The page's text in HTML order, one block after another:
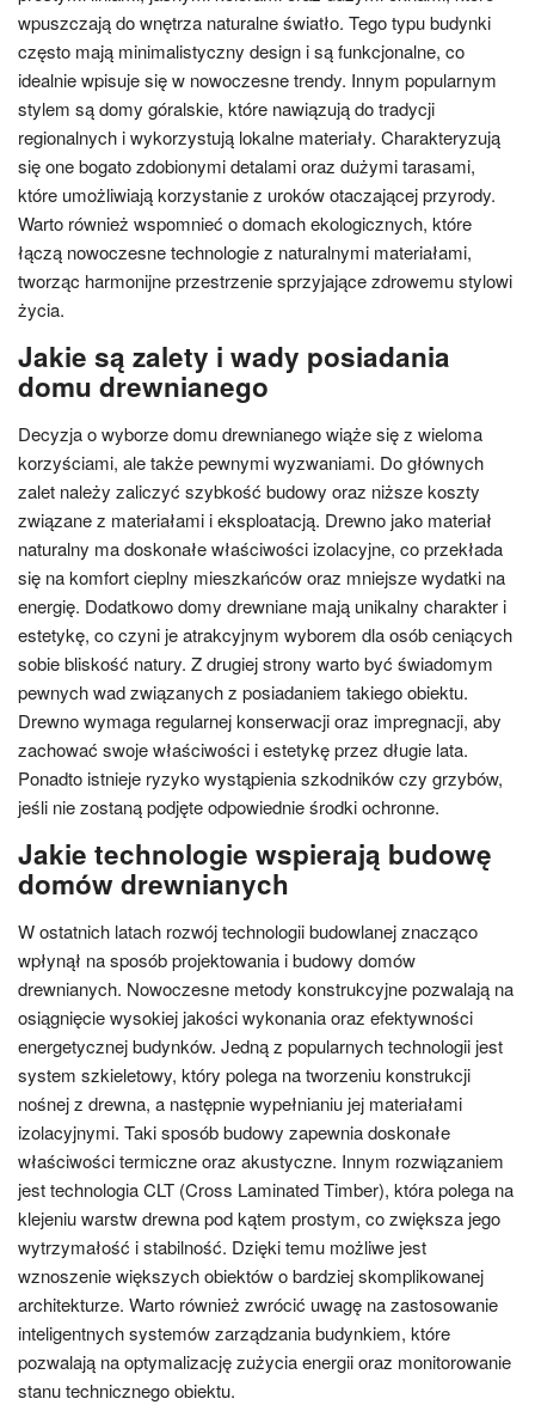
wpuszczają do wnętrza naturalne światło. Tego typu budynki
często mają minimalistyczny design i są funkcjonalne, co
idealnie wpisuje się w nowoczesne trendy. Innym popularnym
stylem są domy góralskie, które nawiązują do tradycji
regionalnych i wykorzystują lokalne materiały. Charakteryzują
się one bogato zdobionymi detalami oraz dużymi tarasami,
które umożliwiają korzystanie z uroków otaczającej przyrody.
Warto również wspomnieć o domach ekologicznych, które
łączą nowoczesne technologie z naturalnymi materiałami,
tworząc harmonijne przestrzenie sprzyjające zdrowemu stylowi
życia.
Jakie są zalety i wady posiadania
domu drewnianego
Decyzja o wyborze domu drewnianego wiąże się z wieloma
korzyściami, ale także pewnymi wyzwaniami. Do głównych
zalet należy zaliczyć szybkość budowy oraz niższe koszty
związane z materiałami i eksploatacją. Drewno jako materiał
naturalny ma doskonałe właściwości izolacyjne, co przekłada
się na komfort cieplny mieszkańców oraz mniejsze wydatki na
energię. Dodatkowo domy drewniane mają unikalny charakter i
estetykę, co czyni je atrakcyjnym wyborem dla osób ceniących
sobie bliskość natury. Z drugiej strony warto być świadomym
pewnych wad związanych z posiadaniem takiego obiektu.
Drewno wymaga regularnej konserwacji oraz impregnacji, aby
zachować swoje właściwości i estetykę przez długie lata.
Ponadto istnieje ryzyko wystąpienia szkodników czy grzybów,
jeśli nie zostaną podjęte odpowiednie środki ochronne.
Jakie technologie wspierają budowę
domów drewnianych
W ostatnich latach rozwój technologii budowlanej znacząco
wpłynął na sposób projektowania i budowy domów
drewnianych. Nowoczesne metody konstrukcyjne pozwalają na
osiągnięcie wysokiej jakości wykonania oraz efektywności
energetycznej budynków. Jedną z popularnych technologii jest
system szkieletowy, który polega na tworzeniu konstrukcji
nośnej z drewna, a następnie wypełnianiu jej materiałami
izolacyjnymi. Taki sposób budowy zapewnia doskonałe
właściwości termiczne oraz akustyczne. Innym rozwiązaniem
jest technologia CLT (Cross Laminated Timber), która polega na
klejeniu warstw drewna pod kątem prostym, co zwiększa jego
wytrzymałość i stabilność. Dzięki temu możliwe jest
wznoszenie większych obiektów o bardziej skomplikowanej
architekturze. Warto również zwrócić uwagę na zastosowanie
inteligentnych systemów zarządzania budynkiem, które
pozwalają na optymalizację zużycia energii oraz monitorowanie
stanu technicznego obiektu.